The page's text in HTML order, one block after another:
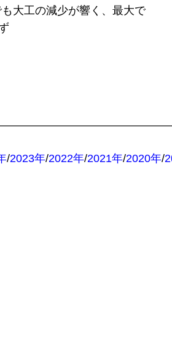
大工の減少が響く、最大で
/2023年/2022年/2021年/2020年/